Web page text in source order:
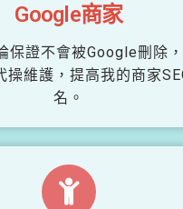
Google商家
保證不會被Google刪除
操維護，提高我的商家
名。